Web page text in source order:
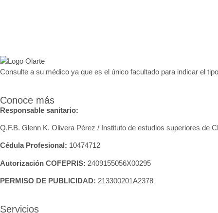
Consulte a su médico ya que es el único facultado para indicar el
Conoce más
Responsable sanitario:
Q.F.B. Glenn K. Olivera Pérez / Instituto de estudios superiores de
Cédula Profesional: 10474712
Autorización COFEPRIS: 2409155056X00295
PERMISO DE PUBLICIDAD: 213300201A2378
Servicios